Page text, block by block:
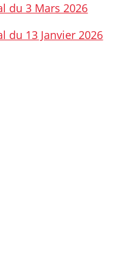
du 3 Mars 2026
du 13 Janvier 2026